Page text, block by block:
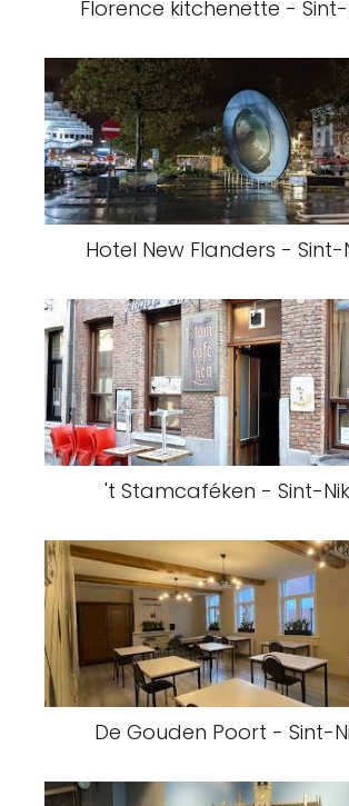
Florence kitchenette -
Hotel New Flanders - Sint-
't Stamcaféken - Sint-
De Gouden Poort - Sint-